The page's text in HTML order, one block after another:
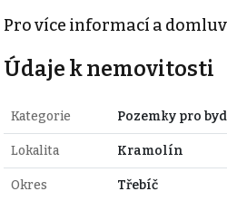
Pro více informací a
Údaje k nemovitosti
Kategorie Pozemky pro
Lokalita Kramolín
Okres Třebíč